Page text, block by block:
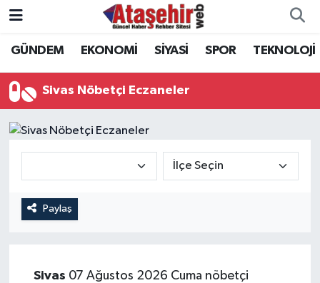
GÜNDEM EKONOMİ SİYASİ SPOR TEKNOLOJİ
Sivas Nöbetçi Eczaneler
Paylaş
Sivas 07 Ağustos 2026 Cuma nöbetçi
Hava Durumu
Trafik Durumu
Süper Lig Puan Durumu ve Fikstür
Son Dakika Haberleri